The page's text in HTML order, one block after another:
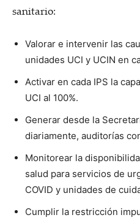
sanitario:
Valorar e intervenir las
unidades UCI y UCIN en
Activar en cada IPS la
UCI al 100%.
Generar desde la
diariamente, auditorías
Monitorear la
salud para servicios de
COVID y unidades de
Cumplir la restricción